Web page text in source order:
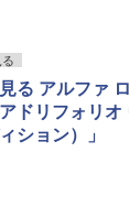
る アルファ
ドリフォリオ
ション）」